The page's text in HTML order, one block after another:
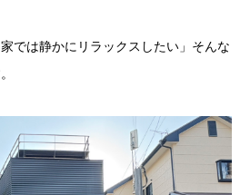
では静かにリラックスしたい」そんな